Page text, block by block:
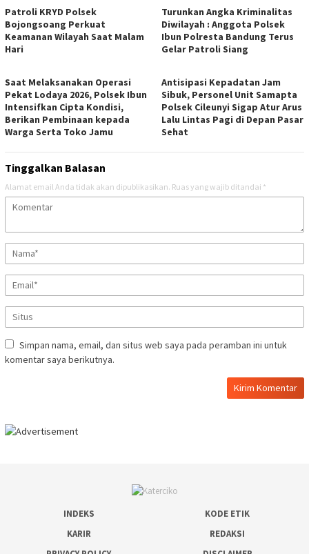
Patroli KRYD Polsek
Bojongsoang Perkuat
Keamanan Wilayah Saat Malam
Hari
Turunkan Angka Kriminalitas
Diwilayah : Anggota Polsek
Ibun Polresta Bandung Terus
Gelar Patroli Siang
Saat Melaksanakan Operasi
Pekat Lodaya 2026, Polsek Ibun
Intensifkan Cipta Kondisi,
Berikan Pembinaan kepada
Warga Serta Toko Jamu
Antisipasi Kepadatan Jam
Sibuk, Personel Unit Samapta
Polsek Cileunyi Sigap Atur Arus
Lalu Lintas Pagi di Depan Pasar
Sehat
Tinggalkan Balasan
Alamat email Anda tidak akan dipublikasikan. Ruas yang wajib ditandai *
Simpan nama, email, dan situs web saya pada peramban ini untuk
komentar saya berikutnya.
INDEKS
KODE ETIK
KARIR
REDAKSI